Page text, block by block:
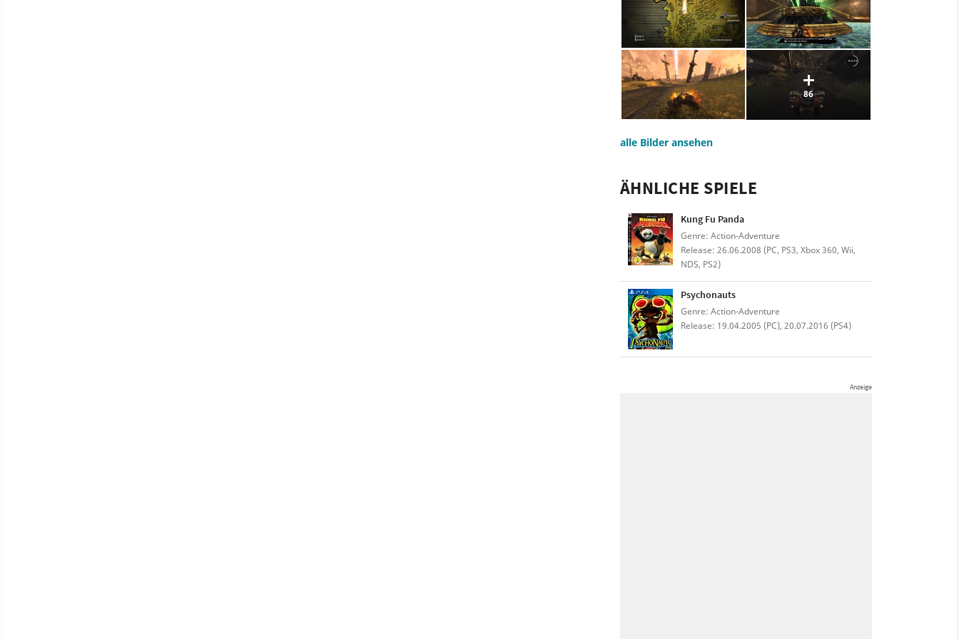
86
alle Bilder ansehen
ÄHNLICHE SPIELE
Kung Fu Panda
Genre: Action-Adventure
Release: 26.06.2008 (PC, PS3, Xbox 360, Wii,
NDS, PS2)
Psychonauts
Genre: Action-Adventure
Release: 19.04.2005 (PC), 20.07.2016 (PS4)